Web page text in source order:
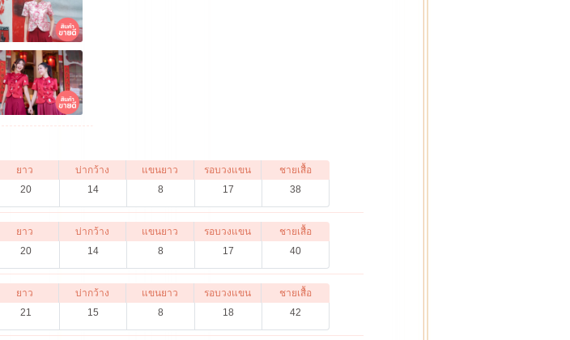
ยาว
20
บ่ากว้าง
14
แขนยาว
8
รอบวงแขน
17
ชายเสื้อ
38
ยาว
20
บ่ากว้าง
14
แขนยาว
8
รอบวงแขน
17
ชายเสื้อ
40
ยาว
21
บ่ากว้าง
15
แขนยาว
8
รอบวงแขน
18
ชายเสื้อ
42